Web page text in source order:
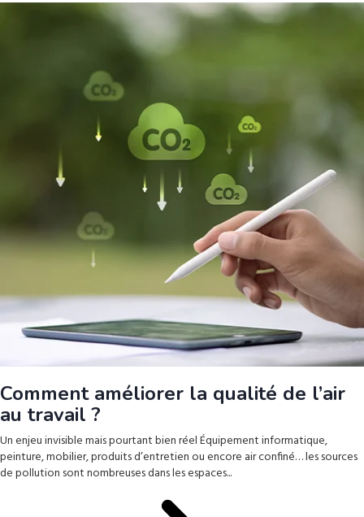
Comment améliorer la qualité de l’air
au travail ?
Un enjeu invisible mais pourtant bien réel Équipement informatique,
peinture, mobilier, produits d’entretien ou encore air confiné… les sources
de pollution sont nombreuses dans les espaces...